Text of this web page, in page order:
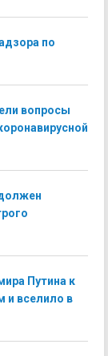
по
вопросы
Путина к
и вселило в